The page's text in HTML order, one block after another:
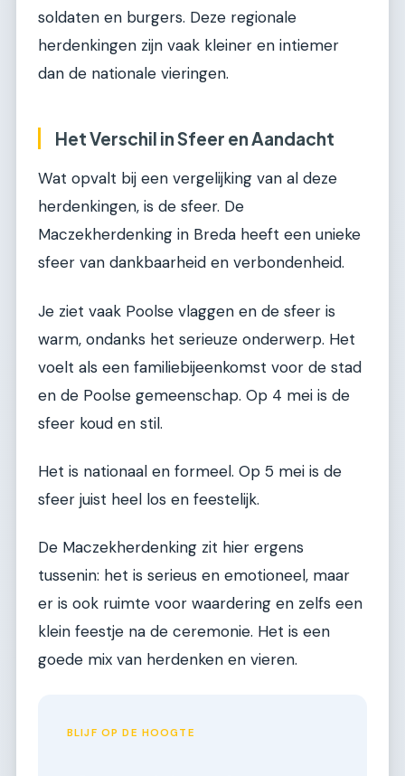
soldaten en burgers. Deze regionale
herdenkingen zijn vaak kleiner en intiemer
dan de nationale vieringen.
Het Verschil in Sfeer en Aandacht
Wat opvalt bij een vergelijking van al deze
herdenkingen, is de sfeer. De
Maczekherdenking in Breda heeft een unieke
sfeer van dankbaarheid en verbondenheid.
Je ziet vaak Poolse vlaggen en de sfeer is
warm, ondanks het serieuze onderwerp. Het
voelt als een familiebijeenkomst voor de stad
en de Poolse gemeenschap. Op 4 mei is de
sfeer koud en stil.
Het is nationaal en formeel. Op 5 mei is de
sfeer juist heel los en feestelijk.
De Maczekherdenking zit hier ergens
tussenin: het is serieus en emotioneel, maar
er is ook ruimte voor waardering en zelfs een
klein feestje na de ceremonie. Het is een
goede mix van herdenken en vieren.
BLIJF OP DE HOOGTE